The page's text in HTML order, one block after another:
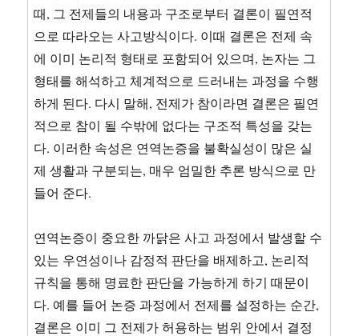
때, 그 전제들의 내용과 구조로부터 결론이 필연적
으로 따라오는 사고방식이다. 이때 결론은 전제 속
에 이미 논리적 형태로 포함되어 있으며, 논자는 그
형태를 해석하고 체계적으로 드러내는 과정을 수행
하게 된다. 다시 말해, 전제가 참이라면 결론은 필연
적으로 참이 될 수밖에 없다는 구조적 특성을 갖는
다. 이러한 속성은 연역논증을 불확실성이 많은 실
제 생활과 구분되는, 매우 엄밀한 추론 방식으로 만
들어 준다.
연역논증이 중요한 까닭은 사고 과정에서 발생할 수
있는 우연성이나 감정적 판단을 배제하고, 논리적
규칙을 통해 명료한 판단을 가능하게 하기 때문이
다. 예를 들어 논증 과정에서 전제를 설정하는 순간,
결론은 이미 그 전제가 허용하는 범위 안에서 결정